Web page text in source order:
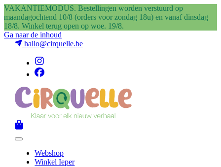
VAKANTIEMODUS. Bestellingen worden verstuurd op
maandagochtend 10/8 (orders voor zondag 18u) en vanaf dinsdag
18/8. Winkel terug open op woe. 19/8.
Ga naar de inhoud
hallo@cirquelle.be
Webshop
Winkel Ieper